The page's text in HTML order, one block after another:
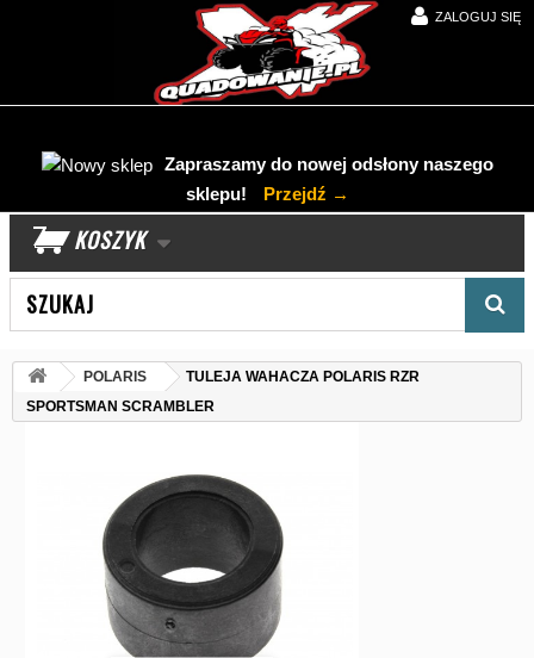
ZALOGUJ SIĘ
Zapraszamy do nowej odsłony naszego
sklepu!
Przejdź →
KOSZYK
POLARIS
TULEJA WAHACZA POLARIS RZR
SPORTSMAN SCRAMBLER